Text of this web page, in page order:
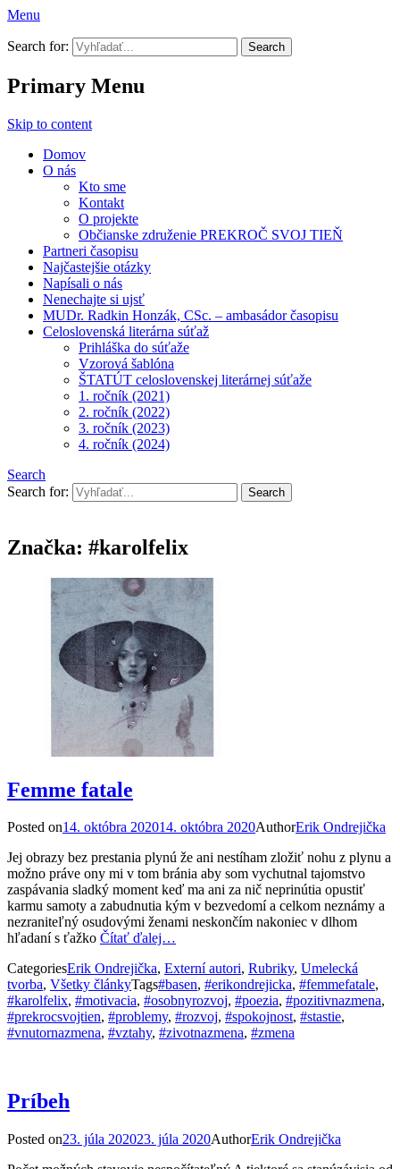
Menu
Prekroč svoj tieň
Search for:
Primary Menu
Skip to content
Domov
O nás
Kto sme
Kontakt
O projekte
Občianske združenie PREKROČ SVOJ TIEŇ
Partneri časopisu
Najčastejšie otázky
Napísali o nás
Nenechajte si ujsť
MUDr. Radkin Honzák, CSc. – ambasádor časopisu
Celoslovenská literárna súťaž
Prihláška do súťaže
Vzorová šablóna
ŠTATÚT celoslovenskej literárnej súťaže
1. ročník (2021)
2. ročník (2022)
3. ročník (2023)
4. ročník (2024)
Search
Search for:
Značka: #karolfelix
Femme fatale
Posted on14. októbra 202014. októbra 2020AuthorErik Ondrejička
Jej obrazy bez prestania plynú že ani nestíham zložiť nohu z plynu a
možno práve ony mi v tom bránia aby som vychutnal tajomstvo
zaspávania sladký moment keď ma ani za nič neprinútia opustiť
karmu samoty a zabudnutia kým v bezvedomí a celkom neznámy a
nezraniteľný osudovými ženami neskončím nakoniec v dlhom
hľadaní s ťažko Čítať ďalej…
CategoriesErik Ondrejička, Externí autori, Rubriky, Umelecká
tvorba, Všetky článkyTags#basen, #erikondrejicka, #femmefatale,
#karolfelix, #motivacia, #osobnyrozvoj, #poezia, #pozitivnazmena,
#prekrocsvojtien, #problemy, #rozvoj, #spokojnost, #stastie,
#vnutornazmena, #vztahy, #zivotnazmena, #zmena
Príbeh
Posted on23. júla 202023. júla 2020AuthorErik Ondrejička